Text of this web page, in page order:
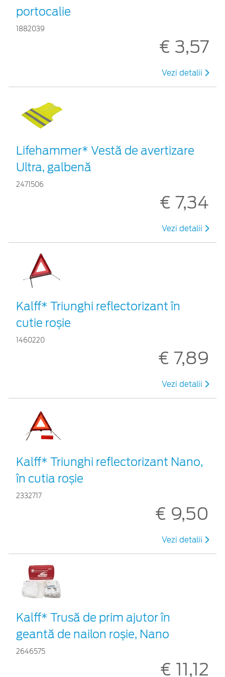
portocalie
1882039
€ 3,57
Vezi detalii
Lifehammer* Vestă de avertizare
Ultra, galbenă
2471506
€ 7,34
Vezi detalii
Kalff* Triunghi reflectorizant în
cutie roșie
1460220
€ 7,89
Vezi detalii
Kalff* Triunghi reflectorizant Nano,
în cutia roșie
2332717
€ 9,50
Vezi detalii
Kalff* Trusă de prim ajutor în
geantă de nailon roșie, Nano
2646575
€ 11,12